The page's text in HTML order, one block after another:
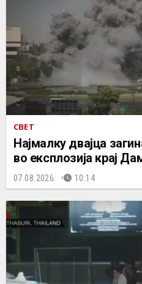
СВЕТ
Најмалку двајца
во експлозија крај
07.08.2026. 10:14